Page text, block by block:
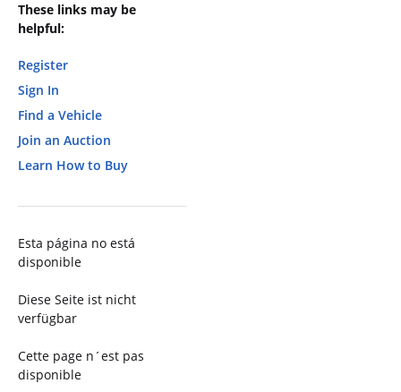
These links may be
helpful:
Register
Sign In
Find a Vehicle
Join an Auction
Learn How to Buy
Esta página no está
disponible
Diese Seite ist nicht
verfügbar
Cette page n´est pas
disponible